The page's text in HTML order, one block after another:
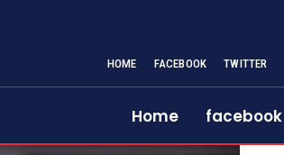
HOME FACEBOOK TWITTER
Home facebook